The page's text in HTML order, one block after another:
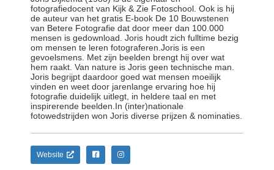
fotografiedocent van Kijk & Zie Fotoschool. Ook is hij
de auteur van het gratis E-book De 10 Bouwstenen
van Betere Fotografie dat door meer dan 100.000
mensen is gedownload. Joris houdt zich fulltime bezig
om mensen te leren fotograferen.Joris is een
gevoelsmens. Met zijn beelden brengt hij over wat
hem raakt. Van nature is Joris geen technische man.
Joris begrijpt daardoor goed wat mensen moeilijk
vinden en weet door jarenlange ervaring hoe hij
fotografie duidelijk uitlegt, in heldere taal en met
inspirerende beelden.In (inter)nationale
fotowedstrijden won Joris diverse prijzen & nominaties.
Website